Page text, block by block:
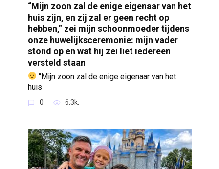
“Mijn zoon zal de enige eigenaar van het
huis zijn, en zij zal er geen recht op
hebben,” zei mijn schoonmoeder tijdens
onze huwelijksceremonie: mijn vader
stond op en wat hij zei liet iedereen
versteld staan
“Mijn zoon zal de enige eigenaar van het
huis
0 6.3k.